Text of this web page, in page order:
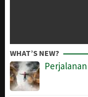
WHAT’S NEW?